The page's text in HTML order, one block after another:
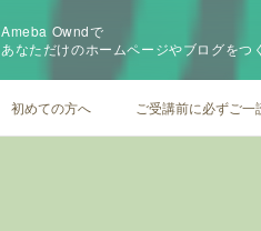
Ameba Owndで
あなただけのホームページやブログをつ
初めての方へ ご受講前に必ずご一